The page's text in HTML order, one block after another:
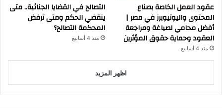
عقود العمل الخاصة بصناع
المحتوى واليوتيوبرز في مصر |
أفضل محامي لصياغة ومراجعة
العقود وحماية حقوق المؤثرين
منذ 4 أسابيع
التصالح في القضايا الجنائية.. متى
ينقضي الحكم ومتى ترفض
المحكمة التصالح؟
منذ 4 أسابيع
اظهر المزيد